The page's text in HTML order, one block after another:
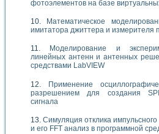
фотоэлементов на базе
Математическое
имитатора джиттера и измерителя
Моделирование и
линейных антенн и антенных
средствами LabVIEW
Применение
разрешением для создания
сигнала
Симуляция отклика
и его FFT анализ в программной